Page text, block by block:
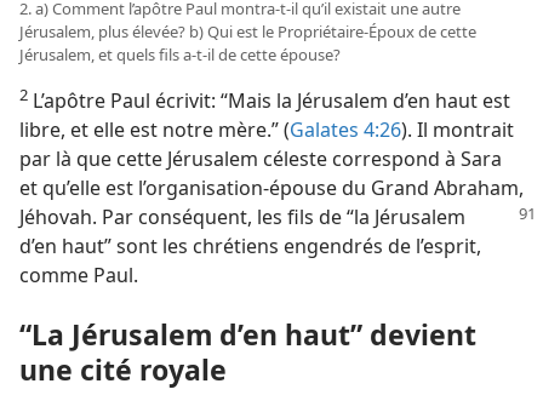
2. a) Comment l’apôtre Paul montra-​t-​il qu’il existait une autre
Jérusalem, plus élevée? b) Qui est le Propriétaire-Époux de cette
Jérusalem, et quels fils a-​t-​il de cette épouse?
2 L’apôtre Paul écrivit: “Mais la Jérusalem d’en haut est
libre, et elle est notre mère.” (Galates 4:26). Il montrait
par là que cette Jérusalem céleste correspond à Sara
et qu’elle est l’organisation-épouse du Grand Abraham,
Jéhovah. Par conséquent, les fils de “la Jérusalem
d’en haut” sont les chrétiens engendrés de l’esprit,
comme Paul.
“La Jérusalem d’en haut” devient
une cité royale